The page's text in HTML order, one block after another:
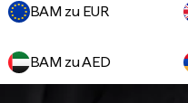
BAM zu EUR
BAM zu AED